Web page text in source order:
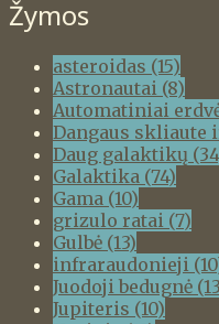
Žymos
asteroidas (15)
Astronautai (8)
Automatiniai
Dangaus skliaute
Daug galaktikų
Galaktika (74)
Gama (10)
grizulo ratai (7)
Gulbė (13)
infraraudonieji
Juodoji bedugnė
Jupiteris (10)